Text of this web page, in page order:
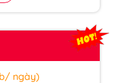
ngày)